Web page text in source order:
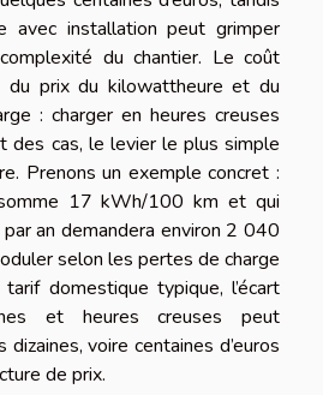
avec installation peut grimper
du chantier. Le coût
du prix du kilowattheure et du
: charger en heures creuses
des cas, le levier le plus simple
Prenons un exemple concret :
17 kWh/100 km et qui
an demandera environ 2 040
selon les pertes de charge
domestique typique, l’écart
et heures creuses peut
voire centaines d’euros
de prix.